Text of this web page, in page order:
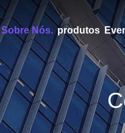
Sobre Nós. produtos